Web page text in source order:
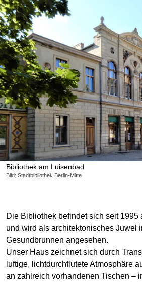
Bibliothek am Luisenbad
Bild: Stadtbibliothek Berlin-Mitte
Die Bibliothek befindet sich seit 1995
und wird als architektonisches Juwel
Gesundbrunnen angesehen.
Unser Haus zeichnet sich durch
luftige, lichtdurchflutete Atmosphäre
an zahlreich vorhandenen Tischen –